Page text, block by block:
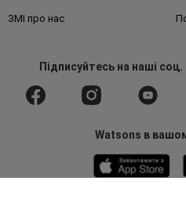
ЗМІ про нас
Підписуйтесьна наші соц.
Watsons в